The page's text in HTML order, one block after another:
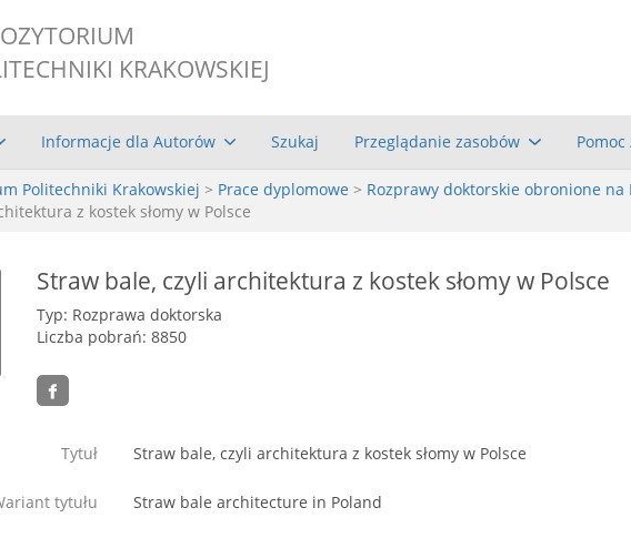
KRAKOWSKIEJ
Informacje dla Autorów Szukaj Przeglądanie zasobów
Politechniki Krakowskiej > Prace dyplomowe > Rozprawy doktorskie obronione na
z kostek słomy w Polsce
Straw bale, czyli architektura z kostek słomy w Polsce
Typ: Rozprawa doktorska
Liczba pobrań: 8850
Tytuł Straw bale, czyli architektura z kostek słomy w Polsce
tytułu Straw bale architecture in Poland